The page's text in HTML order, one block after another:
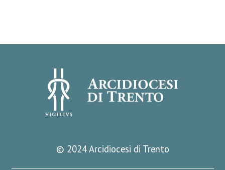
© 2024 Arcidiocesi di Trento